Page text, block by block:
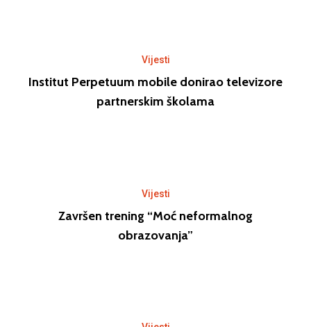
Vijesti
Institut Perpetuum mobile donirao televizore
partnerskim školama
Vijesti
Završen trening “Moć neformalnog
obrazovanja”